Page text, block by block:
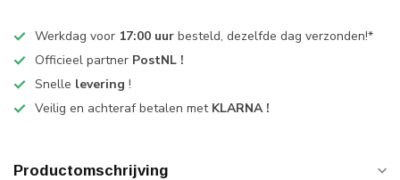
Werkdag voor 17:00 uur besteld, dezelfde dag verzonden!*
Officieel partner PostNL !
Snelle levering !
Veilig en achteraf betalen met KLARNA !
Productomschrijving